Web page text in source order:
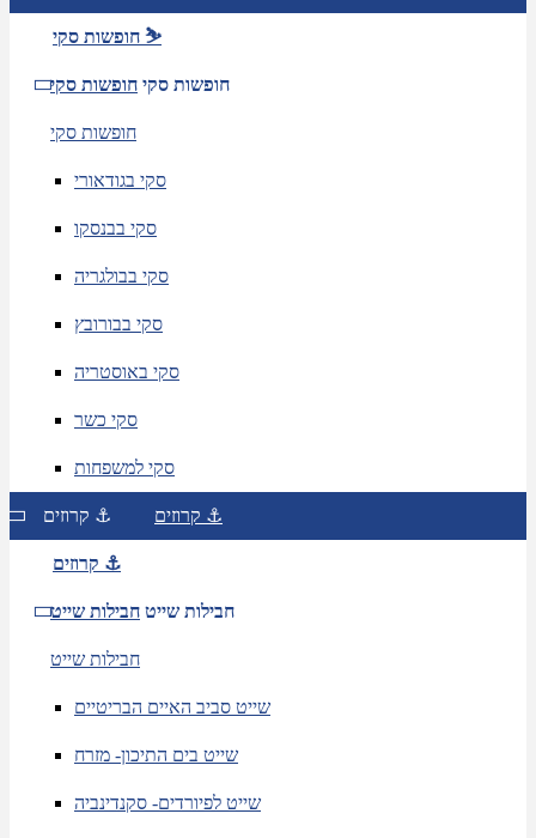
חופשות סקי ⛷️
חופשות סקי חופשות סקי
חופשות סקי
סקי בגודאורי
סקי בבנסקו
סקי בבולגריה
סקי בבורובץ
סקי באוסטריה
סקי כשר
סקי למשפחות
קרוזים ⚓ קרוזים ⚓
קרוזים ⚓
חבילות שייט חבילות שייט
חבילות שייט
שייט סביב האיים הבריטיים
שייט בים התיכון- מזרח
שייט לפיורדים- סקנדינביה